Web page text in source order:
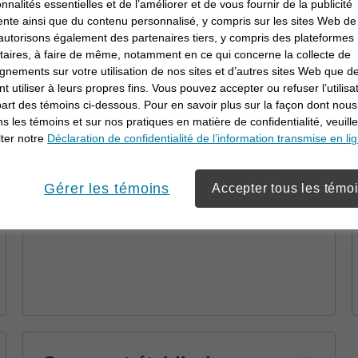
Pourquoi travailler en
collaboration avec un
conseiller en
investissement
Découvrez comment un conseiller en
investissement peut vous aider à atteindre
vos objectifs au moyen d’une planification
financière et de stratégies personnalisées.
essentielles et de l’améliorer et de vous fournir de la publicité
ainsi que du contenu personnalisé, y compris sur les sites Web de
également des partenaires tiers, y compris des plateformes
à faire de même, notamment en ce qui concerne la collecte de
sur votre utilisation de nos sites et d’autres sites Web que
utiliser à leurs propres fins. Vous pouvez accepter ou refuser
des témoins ci-dessous. Pour en savoir plus sur la façon dont nous
les témoins et sur nos pratiques en matière de confidentialité,
notre Déclaration de confidentialité de l’information transmise en
Gérer les témoins Accepter tous les